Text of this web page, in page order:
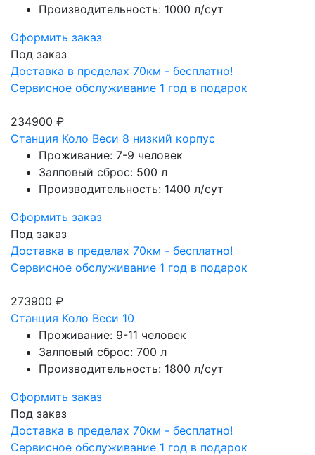
Производительность: 1000 л/сут
Оформить заказ
Под заказ
Доставка в пределах 70км - бесплатно!
Сервисное обслуживание 1 год в подарок
234900 ₽
Станция Коло Веси 8 низкий корпус
Проживание: 7-9 человек
Залповый сброс: 500 л
Производительность: 1400 л/сут
Оформить заказ
Под заказ
Доставка в пределах 70км - бесплатно!
Сервисное обслуживание 1 год в подарок
273900 ₽
Станция Коло Веси 10
Проживание: 9-11 человек
Залповый сброс: 700 л
Производительность: 1800 л/сут
Оформить заказ
Под заказ
Доставка в пределах 70км - бесплатно!
Сервисное обслуживание 1 год в подарок